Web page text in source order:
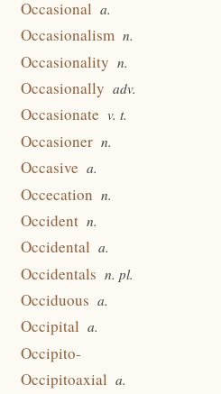
Occasional a.
Occasionalism n.
Occasionality n.
Occasionally adv.
Occasionate v. t.
Occasioner n.
Occasive a.
Occecation n.
Occident n.
Occidental a.
Occidentals n. pl.
Occiduous a.
Occipital a.
Occipito-
Occipitoaxial a.